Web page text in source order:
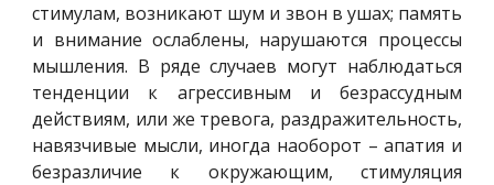
стимулам, возникают шум и звон в ушах; память
и внимание ослаблены, нарушаются процессы
мышления. В ряде случаев могут наблюдаться
тенденции к агрессивным и безрассудным
действиям, или же тревога, раздражительность,
навязчивые мысли, иногда наоборот – апатия и
безразличие к окружающим, стимуляция